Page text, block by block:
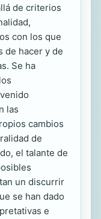
de criterios
con los que
de hacer y de
Se ha
las
cambios
de
el talante de
un discurrir
se han dado
e